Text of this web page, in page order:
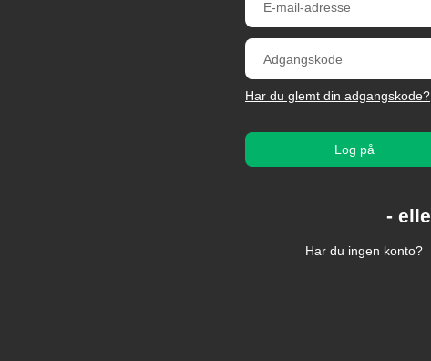
Har du glemt din adgangskode?
Log på
Har du ingen konto?